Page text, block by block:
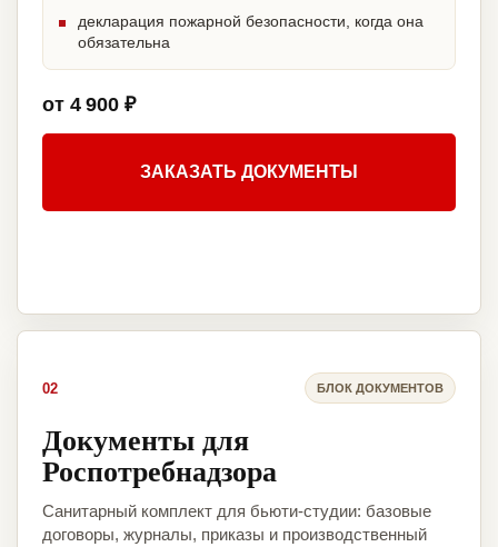
декларация пожарной безопасности, когда она
обязательна
от 4 900 ₽
ЗАКАЗАТЬ ДОКУМЕНТЫ
02 БЛОК ДОКУМЕНТОВ
Документы для
Роспотребнадзора
Санитарный комплект для бьюти-студии: базовые
договоры, журналы, приказы и производственный